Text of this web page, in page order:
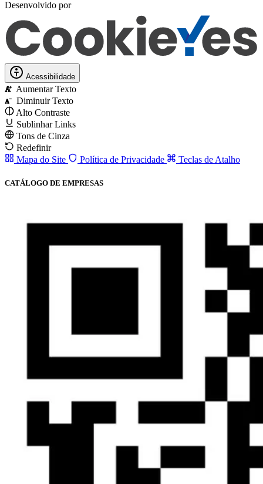
Desenvolvido por
Acessibilidade
A Aumentar Texto
A
Diminuir Texto
Alto Contraste
Sublinhar Links
Tons de Cinza
Redefinir
Mapa do Site
Política de Privacidade Teclas de Atalho
CATÁLOGO DE EMPRESAS